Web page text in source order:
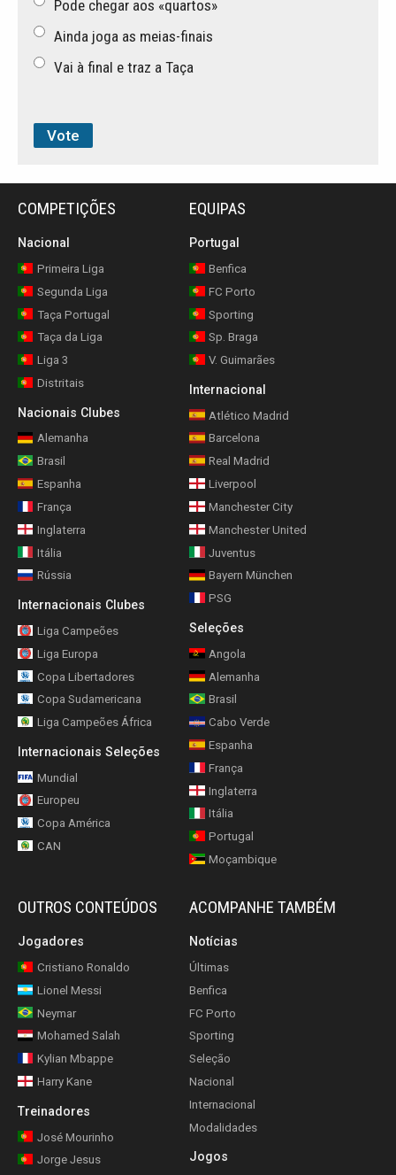
Pode chegar aos «quartos»
Ainda joga as meias-finais
Vai à final e traz a Taça
COMPETIÇÕES
Nacional
Primeira Liga
Segunda Liga
Taça Portugal
Taça da Liga
Liga 3
Distritais
Nacionais Clubes
Alemanha
Brasil
Espanha
França
Inglaterra
Itália
Rússia
Internacionais Clubes
Liga Campeões
Liga Europa
Copa Libertadores
Copa Sudamericana
Liga Campeões África
Internacionais Seleções
Mundial
Europeu
Copa América
CAN
EQUIPAS
Portugal
Benfica
FC Porto
Sporting
Sp. Braga
V. Guimarães
Internacional
Atlético Madrid
Barcelona
Real Madrid
Liverpool
Manchester City
Manchester United
Juventus
Bayern München
PSG
Seleções
Angola
Alemanha
Brasil
Cabo Verde
Espanha
França
Inglaterra
Itália
Portugal
Moçambique
OUTROS CONTEÚDOS
Jogadores
Cristiano Ronaldo
Lionel Messi
Neymar
Mohamed Salah
Kylian Mbappe
Harry Kane
Treinadores
José Mourinho
Jorge Jesus
ACOMPANHE TAMBÉM
Notícias
Últimas
Benfica
FC Porto
Sporting
Seleção
Nacional
Internacional
Modalidades
Jogos